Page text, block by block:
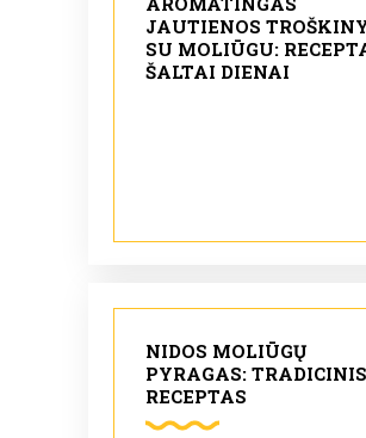
JAUTIENOS
SU MOLIŪGU:
ŠALTAI DIENAI
NIDOS MOLIŪGŲ
PYRAGAS: TRADICINIS
RECEPTAS